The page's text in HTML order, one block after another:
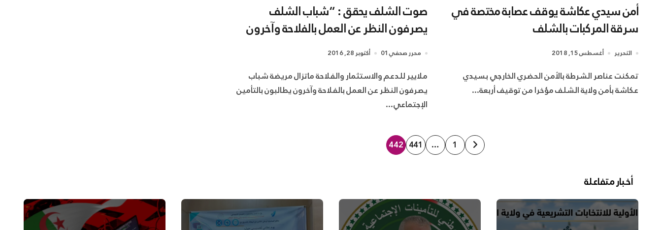
أمن سيدي عكاشة يوقف عصابة مختصة في
سرقة المركبات بالشلف
التحرير أغسطس 15, 2018
تمكنت عناصر الشرطة بالأمن الحضري الخارجي بسيدي
عكاشة بأمن ولاية الشلف مؤخرا من توقيف أربعة...
صوت الشلف يحقق : “شباب الشلف
يصرفون النظر عن العمل بالفلاحة وآخرون
يطالبون بالتأمين “
محرر صحفي01 أكتوبر 28, 2016
ملايير للدعم والاستثمار والفلاحة ماتزال مريضة شباب
يصرفون النظر عن العمل بالفلاحة وآخرون يطالبون بالتأمين
الإجتماعي...
تعدد 1
…
441
442
أخبار متفاعلة